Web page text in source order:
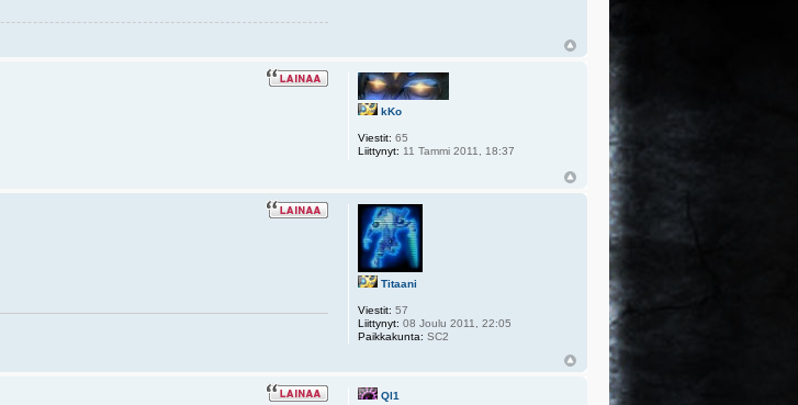
kKo
Viestit: 65
Liittynyt: 11 Tammi 2011, 18:37
Titaani
Viestit: 57
Liittynyt: 08 Joulu 2011, 22:05
Paikkakunta: SC2
Ql1